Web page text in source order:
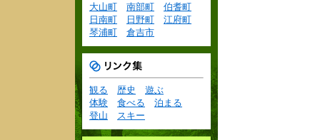
大山町
南部町
伯耆町
日南町
日野町
江府町
琴浦町
倉吉市
観る 歴史
遊ぶ
体験
食べる
泊まる
登山
スキー